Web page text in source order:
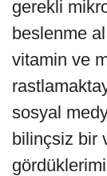
gerekli
beslenme
vitamin ve
sosyal
bilinçsiz bir